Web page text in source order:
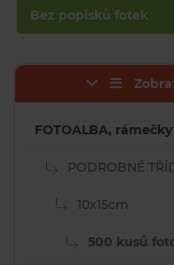
Bez popisků fotek
FOTOALBA, rámečky
PODROBNÉ
10x15cm
500 kusů